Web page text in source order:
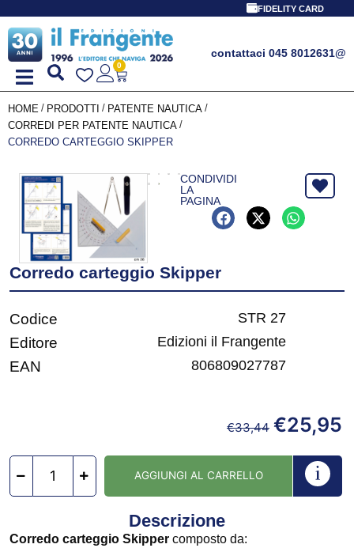
FIDELITY CARD
contattaci 045 8012631@
0
HOME / PRODOTTI / PATENTE NAUTICA /
CORREDI PER PATENTE NAUTICA /
CORREDO CARTEGGIO SKIPPER
CONDIVIDI
LA
PAGINA
Corredo carteggio Skipper
Codice STR 27
Editore Edizioni il Frangente
EAN 806809027787
€33,44 €25,95
AGGIUNGI AL CARRELLO
Descrizione
Corredo carteggio Skipper composto da: